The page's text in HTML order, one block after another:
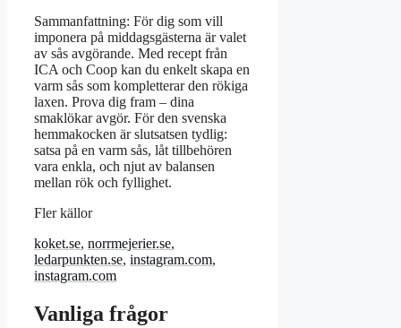
Sammanfattning: För dig som vill
imponera på middagsgästerna är valet
av sås avgörande. Med recept från
ICA och Coop kan du enkelt skapa en
varm sås som kompletterar den rökiga
laxen. Prova dig fram – dina
smaklökar avgör. För den svenska
hemmakocken är slutsatsen tydlig:
satsa på en varm sås, låt tillbehören
vara enkla, och njut av balansen
mellan rök och fyllighet.
Fler källor
koket.se, norrmejerier.se,
ledarpunkten.se, instagram.com,
instagram.com
Vanliga frågor